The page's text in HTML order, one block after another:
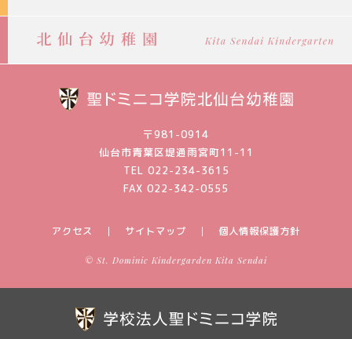
〒981-0914
仙台市青葉区堤通雨宮町11-11
TEL 022-234-3615
FAX 022-342-0555
アクセス サイトマップ 個人情報保護方針
© St. Dominic Kindergarden Kita Sendai